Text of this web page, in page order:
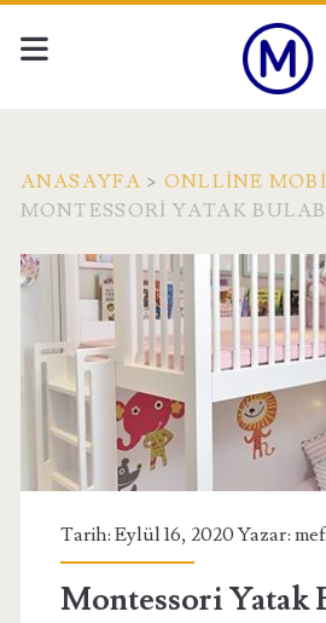
ANASAYFA > ONLLINE
MONTESSORI YATAK
Tarih: Eylül 16, 2020 Yazar:
Montessori Yatak